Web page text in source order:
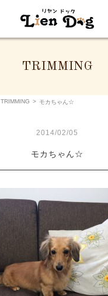
TRIMMING
TRIMMING > モカちゃん☆
2014/02/05
モカちゃん☆